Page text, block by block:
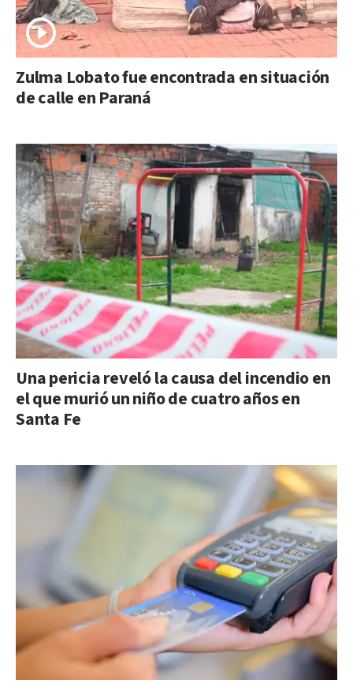
Zulma Lobato fue encontrada en situación
de calle en Paraná
Una pericia reveló la causa del incendio en
el que murió un niño de cuatro años en
Santa Fe